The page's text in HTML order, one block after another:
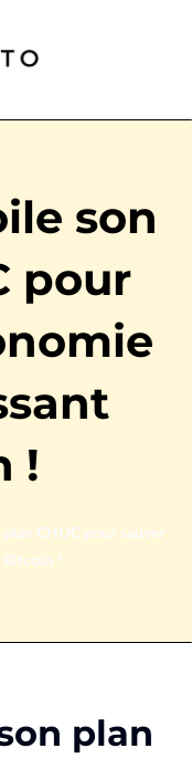
son
pour
!
plan CHOC pour sauver
Bitcoin !
plan